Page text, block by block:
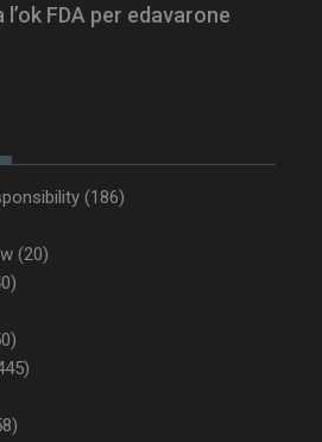
FDA per edavarone
(186)
(20)